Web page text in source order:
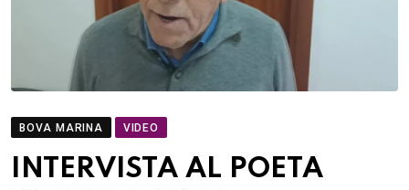
BOVA MARINA VIDEO
INTERVISTA AL POETA